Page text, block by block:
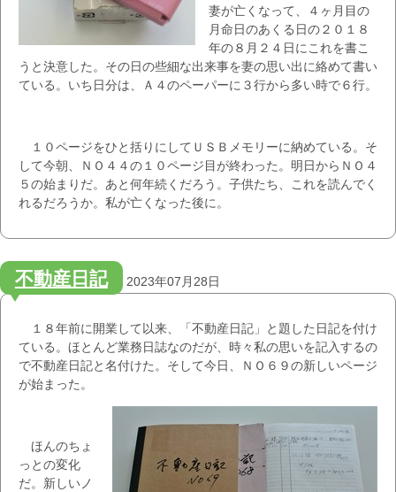
妻が亡くなって、４ヶ月目の
月命日のあくる日の２０１８
年の８月２４日にこれを書こ
うと決意した。その日の些細な出来事を妻の思い出に絡めて書い
ている。いち日分は、Ａ４のペーパーに３行から多い時で６行。
１０ページをひと括りにしてＵＳＢメモリーに納めている。そ
して今朝、ＮＯ４４の１０ページ目が終わった。明日からＮＯ４
５の始まりだ。あと何年続くだろう。子供たち、これを読んでく
れるだろうか。私が亡くなった後に。
不動産日記 2023年07月28日
１８年前に開業して以来、「不動産日記」と題した日記を付け
ている。ほとんど業務日誌なのだが、時々私の思いを記入するの
で不動産日記と名付けた。そして今日、ＮＯ６９の新しいページ
が始まった。
ほんのちょ
っとの変化
だ。新しいノ